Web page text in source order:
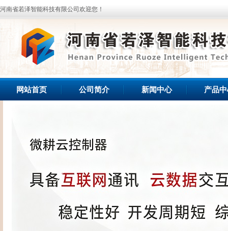
河南省若泽智能科技有限公司欢迎您！
网站首页 公司简介 新闻中心 产品